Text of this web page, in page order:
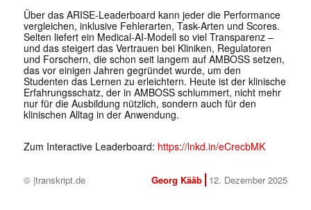
Über das ARISE-Leaderboard kann jeder die Performance
vergleichen, inklusive Fehlerarten, Task-Arten und Scores.
Selten liefert ein Medical-AI-Modell so viel Transparenz –
und das steigert das Vertrauen bei Kliniken, Regulatoren
und Forschern, die schon seit langem auf AMBOSS setzen,
das vor einigen Jahren gegründet wurde, um den
Studenten das Lernen zu erleichtern. Heute ist der klinische
Erfahrungsschatz, der in AMBOSS schlummert, nicht mehr
nur für die Ausbildung nützlich, sondern auch für den
klinischen Alltag in der Anwendung.
Zum Interactive Leaderboard: https://lnkd.in/eCrecbMK
© |transkript.de Georg Kääb 12. Dezember 2025